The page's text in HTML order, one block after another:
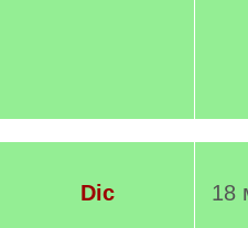
Dic
18